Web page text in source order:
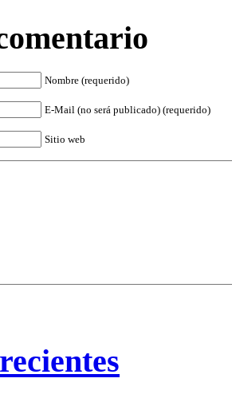
Nombre (requerido)
E-Mail (no será publicado) (requerido)
Sitio web